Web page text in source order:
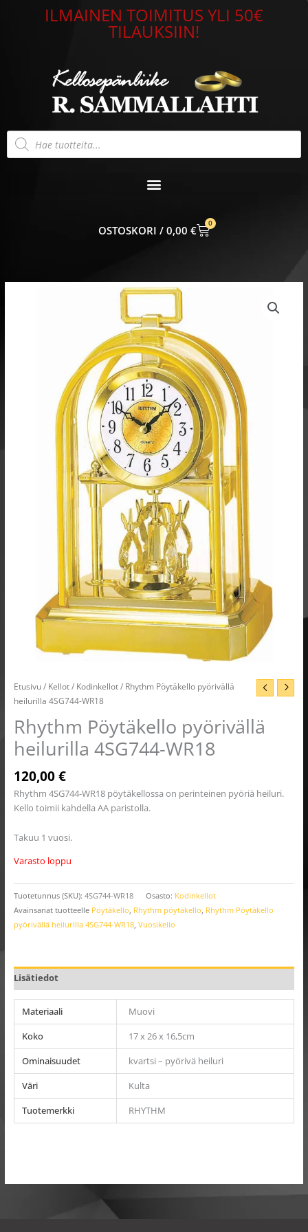
ILMAINEN TOIMITUS YLI 50€
TILAUKSIIN!
Products
search
0,00 €
0
CART
Etusivu/ Kellot/ Kodinkellot/ Rhythm Pöytäkello pyörivällä
heilurilla 4SG744-WR18
Rhythm Pöytäkello pyörivällä
heilurilla 4SG744-WR18
120,00€
Rhythm 4SG744-WR18 pöytäkellossa on perinteinen pyöriä heiluri.
Kello toimii kahdella AA paristolla.
Takuu 1 vuosi.
Varasto loppu
Tuotetunnus (SKU): 4SG744-WR18 Osasto: Kodinkellot
Avainsanat tuotteelle Pöytäkello Rhythm pöytäkello Rhythm Pöytäkello
pyörivällä heilurilla 4SG744-WR18, Vuosikello
Lisätiedot
Materiaali
Muovi
Koko
17 x 26 x 16,5cm
Ominaisuudet
kvartsi – pyörivä heiluri
Väri
Kulta
Tuotemerkki
RHYTHM